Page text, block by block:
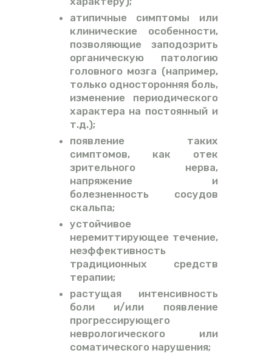
атипичные симптомы или
клинические особенности,
позволяющие заподозрить
органическую патологию
головного мозга (например,
только односторонняя боль,
изменение периодического
характера на постоянный и
т.д.);
появление таких
симптомов, как отек
зрительного нерва,
напряжение и
болезненность сосудов
скальпа;
устойчивое
неремиттирующее течение,
неэффективность
традиционных средств
терапии;
растущая интенсивность
боли и/или появление
прогрессирующего
неврологического или
соматического нарушения;